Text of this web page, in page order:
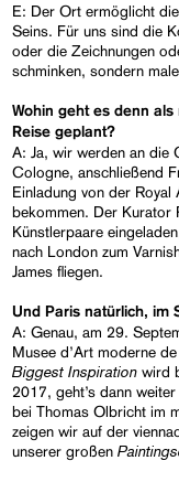
E: Der Ort ermöglicht
Seins. Für uns sind die
oder die Zeichnungen
schminken, sondern
Wohin geht es denn
Reise geplant?
A: Ja, wir werden an die
Cologne, anschließend
Einladung von der
bekommen. Der Kurator
Künstlerpaare
nach London zum
James fliegen.
Und Paris natürlich, im
A: Genau, am 29.
Musee d’Art moderne
Biggest Inspiration wird
2017, geht’s dann
bei Thomas Olbricht im
zeigen wir auf der
unserer großen